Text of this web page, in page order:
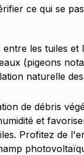
ce qui se
entre les tuiles et
(pigeons
naturelle
de débris
et
Profitez de